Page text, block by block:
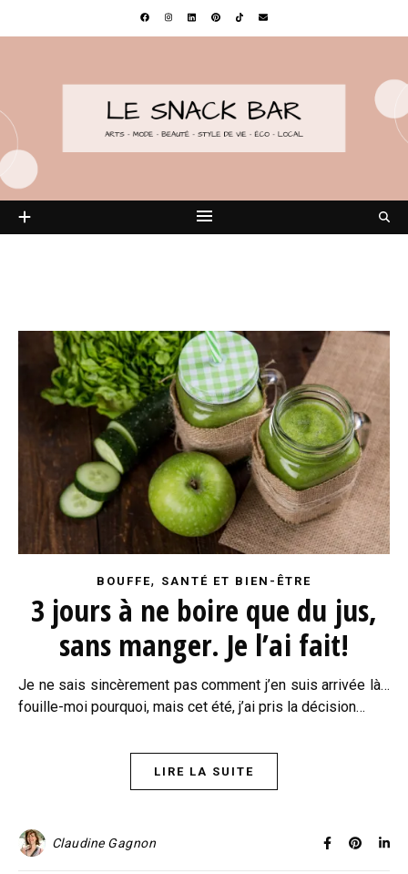
BOUFFE, SANTÉ ET BIEN-ÊTRE
3 jours à ne boire que du jus,
sans manger. Je l’ai fait!
Je ne sais sincèrement pas comment j’en suis arrivée là…
fouille-moi pourquoi, mais cet été, j’ai pris la décision…
LIRE LA SUITE
Claudine Gagnon